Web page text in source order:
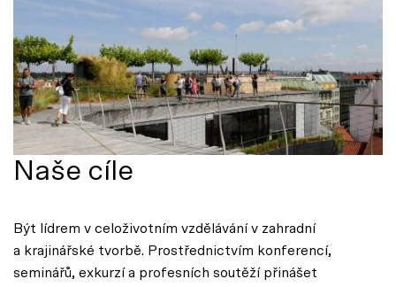
Naše cíle
Být lídrem v celoživotním vzdělávání v zahradní
a krajinářské tvorbě. Prostřednictvím konferencí,
seminářů, exkurzí a profesních soutěží přinášet